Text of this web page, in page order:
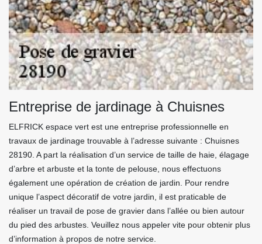
Entreprise de jardinage à Chuisnes
ELFRICK espace vert est une entreprise professionnelle en
travaux de jardinage trouvable à l’adresse suivante : Chuisnes
28190. A part la réalisation d’un service de taille de haie, élagage
d’arbre et arbuste et la tonte de pelouse, nous effectuons
également une opération de création de jardin. Pour rendre
unique l’aspect décoratif de votre jardin, il est praticable de
réaliser un travail de pose de gravier dans l’allée ou bien autour
du pied des arbustes. Veuillez nous appeler vite pour obtenir plus
d’information à propos de notre service.